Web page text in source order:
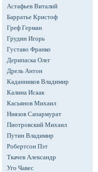
Астафьев Виталий
Барратье Кристоф
Греф Герман
Грудин Игорь
Густаво Франко
Дерипаска Олег
Дрель Антон
Каданников Владимир
Калина Исаак
Касьянов Михаил
Ниязов Сапармурат
Пиотровский Михаил
Путин Владимир
Робертсон Пэт
Ткачев Александр
Уго Чавес